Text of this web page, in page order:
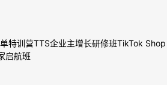
特训营TTS企业主增长研修班TikTok Shop
启航班